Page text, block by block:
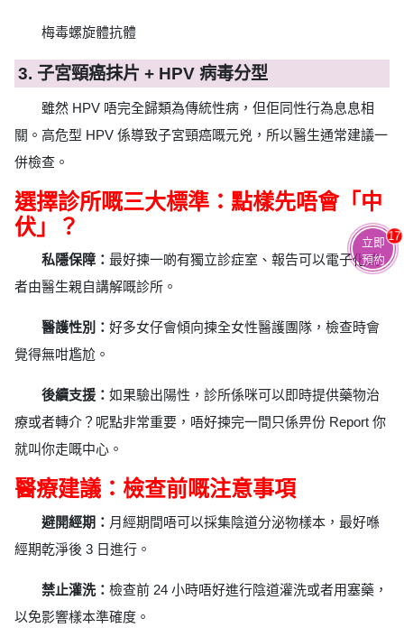
梅毒螺旋體抗體
3. 子宮頸癌抹片 + HPV 病毒分型
雖然 HPV 唔完全歸類為傳統性病，但佢同性行為息息相
關。高危型 HPV 係導致子宮頸癌嘅元兇，所以醫生通常建議一
併檢查。
選擇診所嘅三大標準：點樣先唔會「中
伏」？
私隱保障： 最好揀一啲有獨立診症室、報告可以電子化或
者由醫生親自講解嘅診所。
醫護性別： 好多女仔會傾向揀全女性醫護團隊，檢查時會
覺得無咁尷尬。
後續支援： 如果驗出陽性，診所係咪可以即時提供藥物治
療或者轉介？呢點非常重要，唔好揀完一間只係畀份 Report 你
就叫你走嘅中心。
醫療建議：檢查前嘅注意事項
避開經期： 月經期間唔可以採集陰道分泌物樣本，最好喺
經期乾淨後 3 日進行。
禁止灌洗： 檢查前 24 小時唔好進行陰道灌洗或者用塞藥，
以免影響樣本準確度。
立即
預約
17